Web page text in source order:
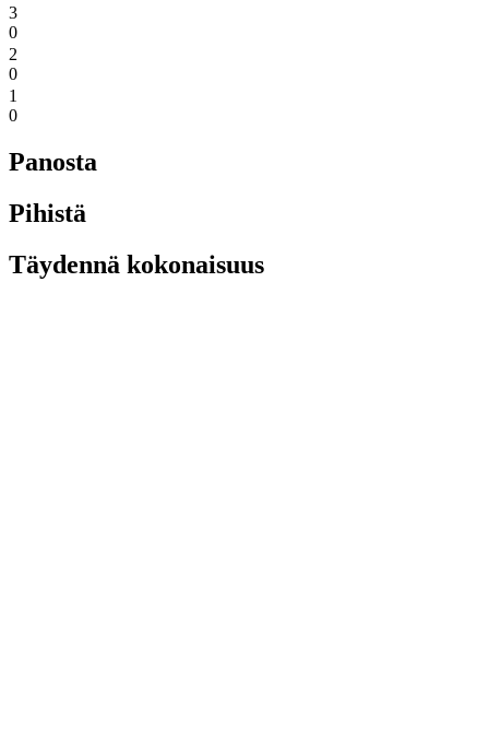
3
0
2
0
1
0
Panosta
Pihistä
Täydennä kokonaisuus